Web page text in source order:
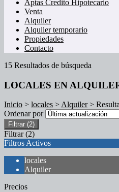
Aptas Credito Hipotecario
Venta
Alquiler
Alquiler temporario
Propiedades
Contacto
15 Resultados de búsqueda
LOCALES EN
Inicio > locales >Alquiler>
Ordenar por
Filtrar (2)
Filtrar (2)
Filtros Activos
locales
Alquiler
Precios